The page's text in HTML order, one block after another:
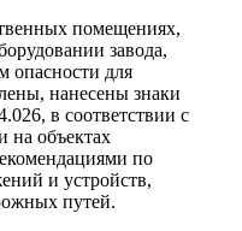
помещениях,
завода,
опасности для
нанесены знаки
в соответствии с
на объектах
по
и устройств,
путей.